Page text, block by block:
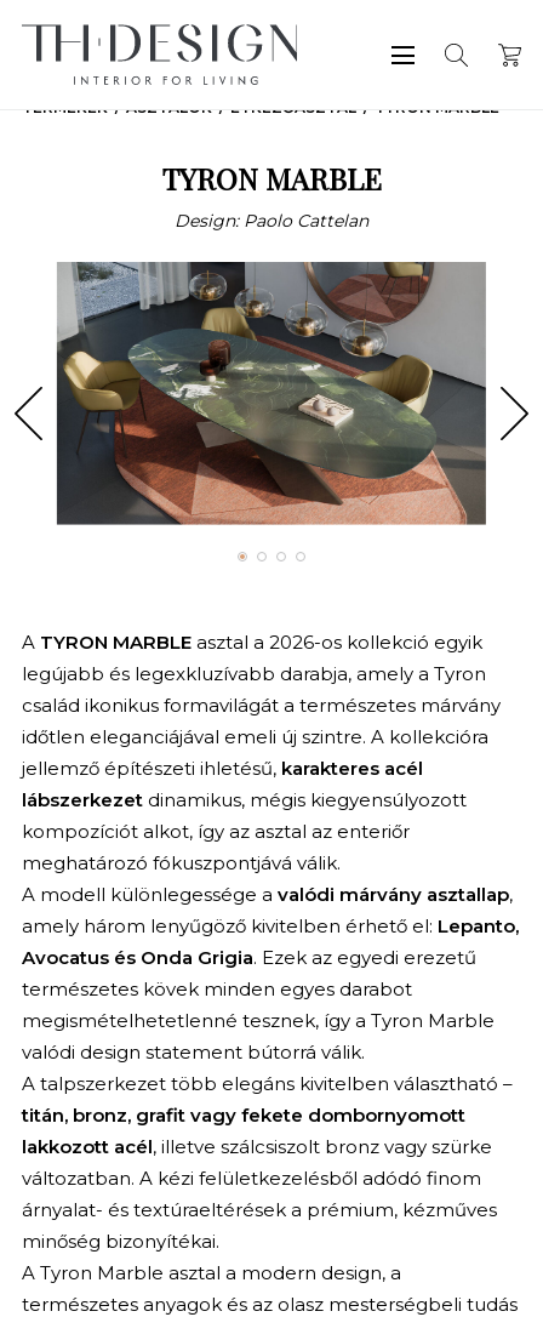
TERMÉKEK ASZTALOK ÉTKEZŐASZTAL TYRON MARBLE
TYRON MARBLE
Design: Paolo Cattelan
A TYRON MARBLEasztal a 2026-os kollekció egyik
legújabb és legexkluzívabb darabja, amely a Tyron
család ikonikus formavilágát a természetes márvány
időtlen eleganciájával emeli új szintre. A kollekcióra
jellemző építészeti ihletésű, karakteres acél
lábszerkezetdinamikus, mégis kiegyensúlyozott
kompozíciót alkot, így az asztal az enteriőr
meghatározó fókuszpontjává válik.
A modell különlegessége a valódi márvány asztallap,
amely három lenyűgöző kivitelben érhető el: Lepanto,
Avocatus és Onda Grigia. Ezek az egyedi erezetű
természetes kövek minden egyes darabot
megismételhetetlenné tesznek, így a Tyron Marble
valódi design statement bútorrá válik.
A talpszerkezet több elegáns kivitelben választható –
titán, bronz, grafit vagy fekete dombornyomott
lakkozott acél, illetve szálcsiszolt bronz vagy szürke
változatban. A kézi felületkezelésből adódó finom
árnyalat- és textúraeltérések a prémium, kézműves
minőség bizonyítékai.
A Tyron Marble asztal a modern design, a
természetes anyagok és az olasz mesterségbeli tudás